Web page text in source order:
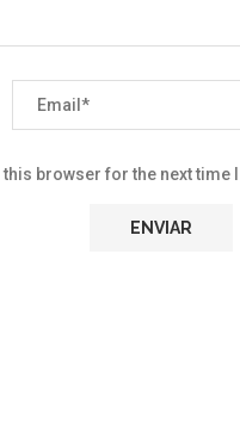
browser for the next time